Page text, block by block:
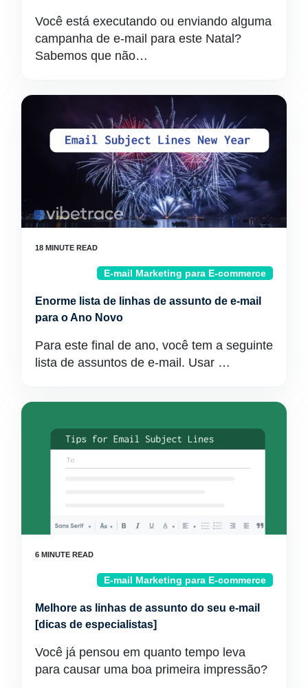
Você está executando ou enviando alguma
campanha de e-mail para este Natal?
Sabemos que não…
E-mail Marketing para E-commerce
Enorme lista de linhas de assunto de e-mail
para o Ano Novo
Para este final de ano, você tem a seguinte
lista de assuntos de e-mail. Usar …
E-mail Marketing para E-commerce
Melhore as linhas de assunto do seu e-mail
[dicas de especialistas]
Você já pensou em quanto tempo leva
para causar uma boa primeira impressão?